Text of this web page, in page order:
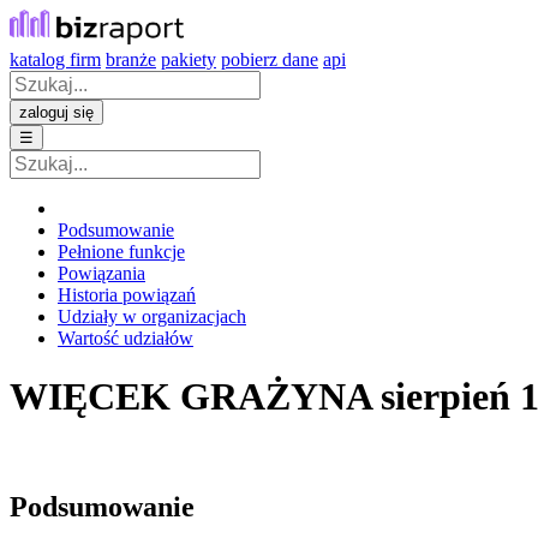
katalog firm branże pakiety pobierz dane api
zaloguj się
☰
Podsumowanie
Pełnione funkcje
Powiązania
Historia powiązań
Udziały w organizacjach
Wartość udziałów
WIĘCEK GRAŻYNA sierpień
Podsumowanie